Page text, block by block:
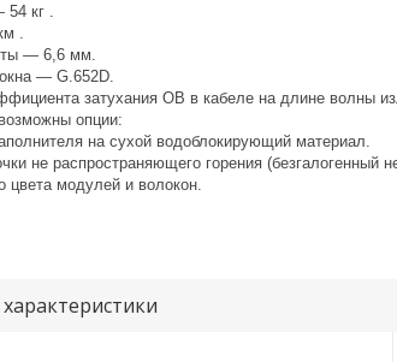
кг .
.
— 6,6 мм.
— G.652D.
затухания ОВ в кабеле на длине волны
опции:
на сухой водоблокирующий материал.
не распространяющего горения (безгалогенный
цвета модулей и волокон.